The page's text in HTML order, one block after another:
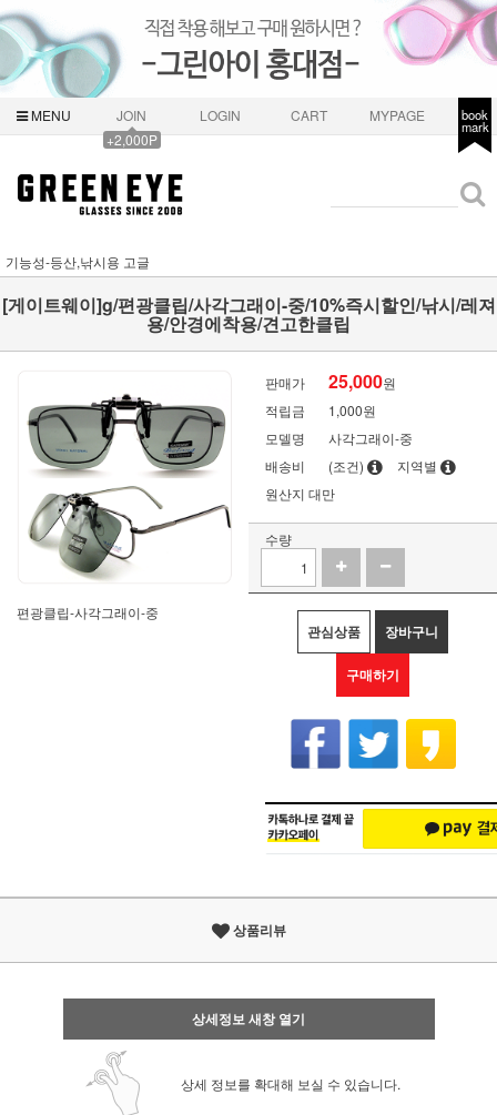
MENU
JOIN
+2,000P
LOGIN CART MYPAGE book
mark
기능성-등산,낚시용 고글
[게이트웨이]g/편광클립/사각그래이-중/10%즉시할인/낚시/레져
용/안경에착용/견고한클립
편광클립-사각그래이-중
판매가 25,000원
적립금
1,000원
모델명
사각그래이-중
배송비
(조건)
지역별
원산지 대만
수량
관심상품 장바구니
구매하기
상품리뷰
상세정보 새창 열기
상세 정보를 확대해 보실 수 있습니다.